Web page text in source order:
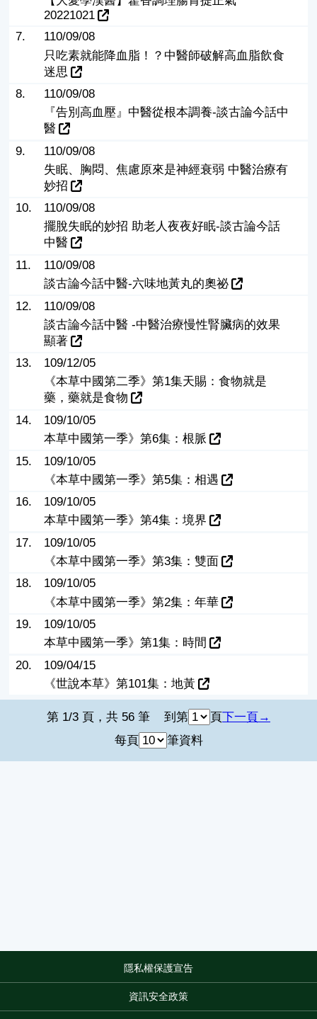
20221021
7.
110/09/08
只吃素就能降血脂！？中醫師破解高血脂飲食
迷思
8.
110/09/08
『告別高血壓』中醫從根本調養-談古論今話中
醫
9.
110/09/08
失眠、胸悶、焦慮原來是神經衰弱 中醫治療有
妙招
10.
110/09/08
擺脫失眠的妙招 助老人夜夜好眠-談古論今話
中醫
11.
110/09/08
談古論今話中醫-六味地黃丸的奧祕
12.
110/09/08
談古論今話中醫 -中醫治療慢性腎臟病的效果
顯著
13.
109/12/05
《本草中國第二季》第1集天賜：食物就是
藥，藥就是食物
14.
109/10/05
本草中國第一季》第6集：根脈
15.
109/10/05
《本草中國第一季》第5集：相遇
16.
109/10/05
本草中國第一季》第4集：境界
17.
109/10/05
《本草中國第一季》第3集：雙面
18.
109/10/05
《本草中國第一季》第2集：年華
19.
109/10/05
本草中國第一季》第1集：時間
20.
109/04/15
《世說本草》第101集：地黃
第 1/3 頁，共 56 筆 到第 頁下一頁
每頁
筆資料
隱私權保護宣告
資訊安全政策